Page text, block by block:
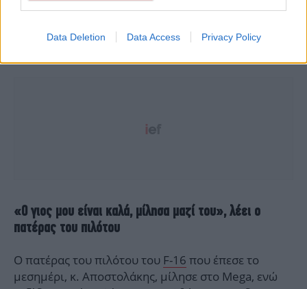
Data Deletion Data Access Privacy Policy
«Ο γιος μου είναι καλά, μίλησα μαζί του», λέει ο
πατέρας του πιλότου
Ο πατέρας του πιλότου του F-16 που έπεσε το
μεσημέρι, κ. Αποστολάκης, μίλησε στο Mega, ενώ